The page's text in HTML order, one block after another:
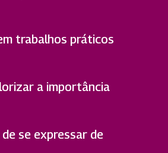
trabalhos práticos
a importância
se expressar de